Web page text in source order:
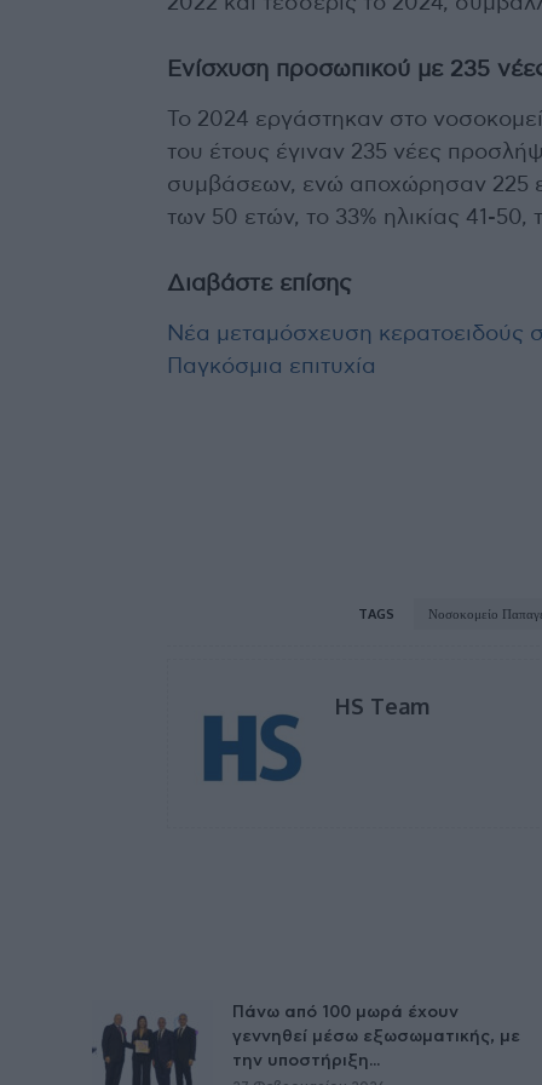
Ενίσχυση προσωπικού με 235
Το 2024 εργάστηκαν στο
του έτους έγιναν 235 νέες
συμβάσεων, ενώ αποχώρησαν 225
των 50 ετών, το 33% ηλικίας 41-
Διαβάστε επίσης
Νέα μεταμόσχευση κερατοειδούς
Παγκόσμια επιτυχία
TAGS Νοσοκομείο
HS Team
Πάνω από 100 μωρά έχουν
γεννηθεί μέσω εξωσωματικής, με
την υποστήριξη...